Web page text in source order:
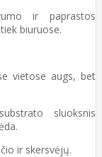
ir paprastos
biuruose.
vietose augs, bet
sluoksnis
ir skersvėjų.